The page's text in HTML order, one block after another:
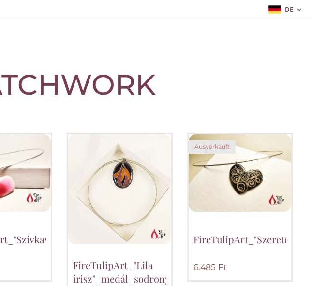
DE
FireTulipArt_"Lila
írisz"_medál_sodronyzománcon
Ausverkauft
6.485 Ft